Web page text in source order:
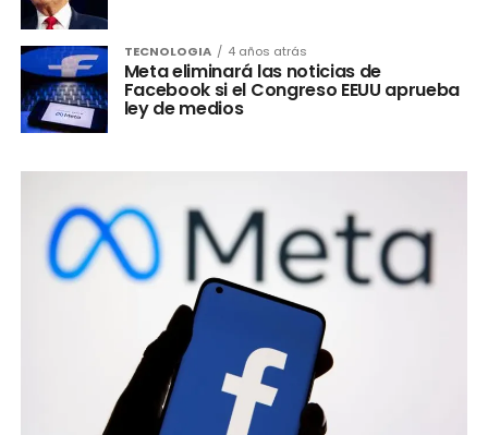
TECNOLOGIA 4 años atrás
Meta eliminará las noticias de
Facebook si el Congreso EEUU aprueba
ley de medios